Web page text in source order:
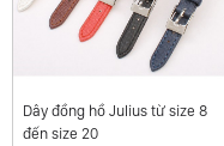
Chất liệu dây đeo
Dây đồng hồ Julius từ size 8
đến size 20